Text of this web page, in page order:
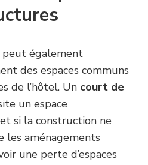
peut également
des espaces communs
de l’hôtel. Un court de
un espace
si la construction ne
les aménagements
une perte d’espaces